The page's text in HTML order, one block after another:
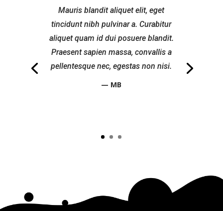
Mauris blandit aliquet elit, eget
tincidunt nibh pulvinar a. Curabitur
aliquet quam id dui posuere blandit.
Praesent sapien massa, convallis a
pellentesque nec, egestas non nisi.
— MB